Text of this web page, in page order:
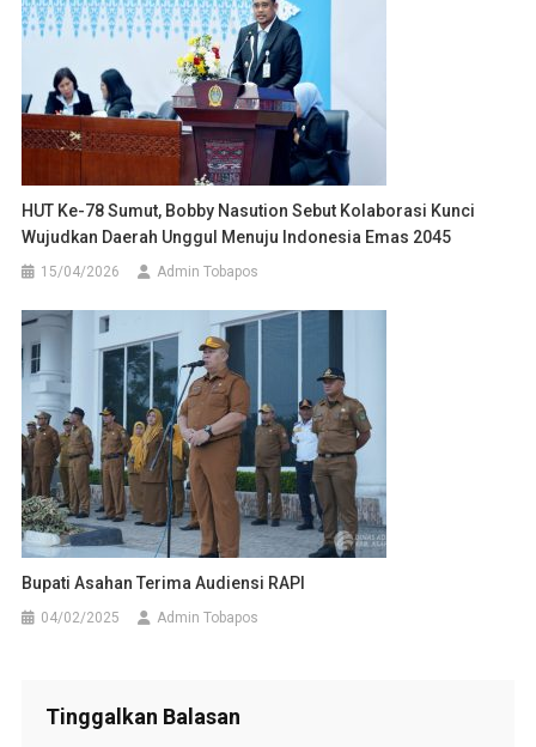
HUT Ke-78 Sumut, Bobby Nasution Sebut Kolaborasi Kunci
Wujudkan Daerah Unggul Menuju Indonesia Emas 2045
15/04/2026 Admin Tobapos
Bupati Asahan Terima Audiensi RAPI
04/02/2025 Admin Tobapos
Tinggalkan Balasan